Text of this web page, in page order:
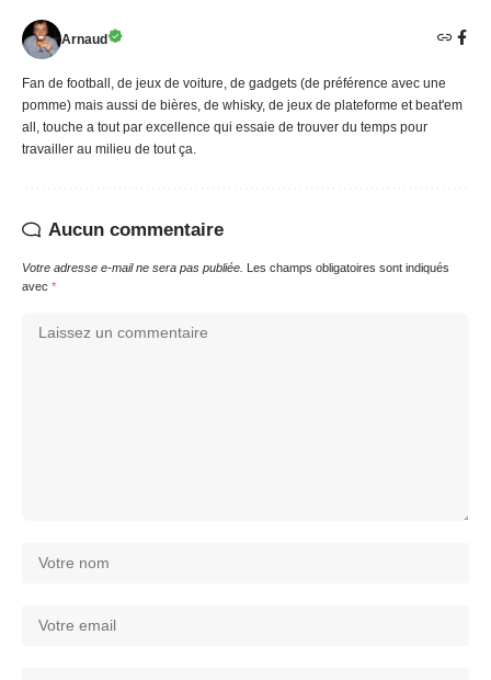
Arnaud
Fan de football, de jeux de voiture, de gadgets (de préférence avec une
pomme) mais aussi de bières, de whisky, de jeux de plateforme et beat'em
all, touche a tout par excellence qui essaie de trouver du temps pour
travailler au milieu de tout ça.
Aucun commentaire
Votre adresse e-mail ne sera pas publiée. Les champs obligatoires sont indiqués
avec *